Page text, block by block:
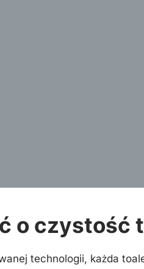
o czystość
technologii, każda